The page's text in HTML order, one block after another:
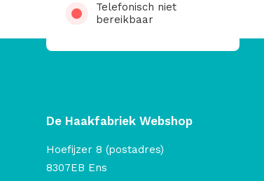
Telefonisch niet
bereikbaar
De Haakfabriek Webshop
Hoefijzer 8 (postadres)
8307EB Ens